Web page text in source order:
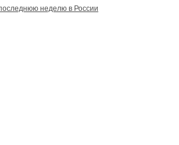
неделю в России